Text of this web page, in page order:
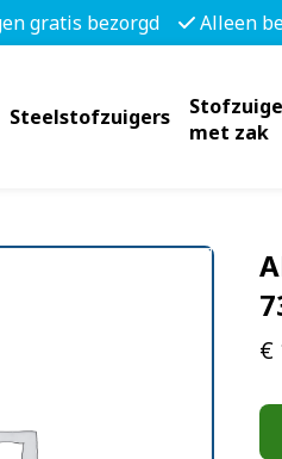
gratis bezorgd Alleen
Steelstofzuigers met zak
€